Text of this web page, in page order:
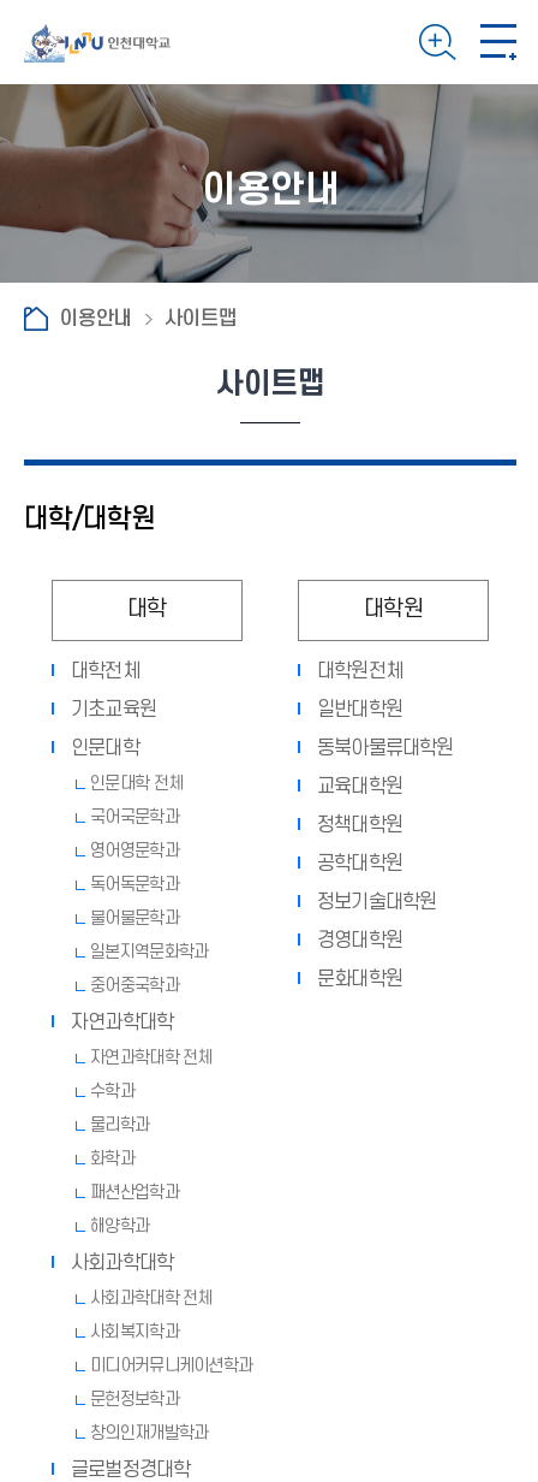
이용안내
이용안내 사이트맵
사이트맵
대학/대학원
대학
대학전체
기초교육원
인문대학
인문대학 전체
국어국문학과
영어영문학과
독어독문학과
불어불문학과
일본지역문화학과
중어중국학과
자연과학대학
자연과학대학 전체
수학과
물리학과
화학과
패션산업학과
해양학과
사회과학대학
사회과학대학 전체
사회복지학과
미디어커뮤니케이션학과
문헌정보학과
창의인재개발학과
글로벌정경대학
대학원
대학원전체
일반대학원
동북아물류대학원
교육대학원
정책대학원
공학대학원
정보기술대학원
경영대학원
문화대학원